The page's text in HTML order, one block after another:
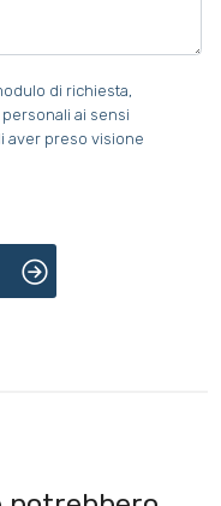
di richiesta,
ai sensi
aver preso visione